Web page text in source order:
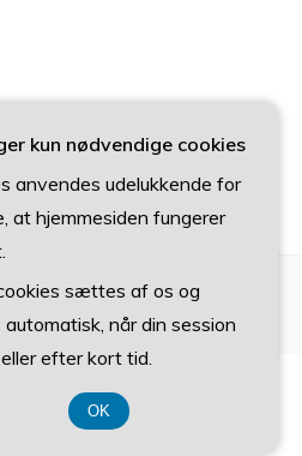
kun nødvendige cookies
anvendes udelukkende for
at hjemmesiden fungerer
sættes af os og
når din session
efter kort tid.
OK